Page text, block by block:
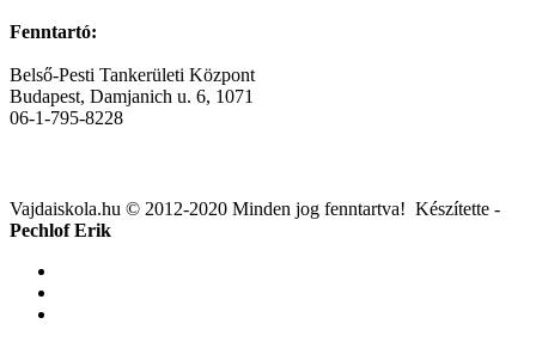
Fenntartó:
Belső-Pesti Tankerületi Központ
Budapest, Damjanich u. 6, 1071
06-1-795-8228
Vajdaiskola.hu © 2012-2020 Minden jog fenntartva! ‎‎‏‏‎ ‎Készítette -
Pechlof Erik